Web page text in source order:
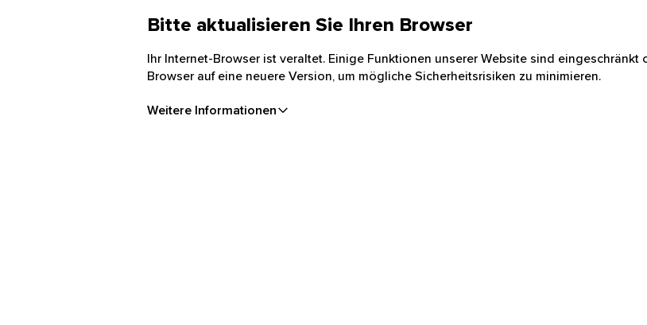
Bitte aktualisieren Sie Ihren Browser
Ihr Internet-Browser ist veraltet. Einige Funktionen unserer Website sind eingeschränkt
Browser auf eine neuere Version, um mögliche Sicherheitsrisiken zu minimieren.
Weitere Informationen